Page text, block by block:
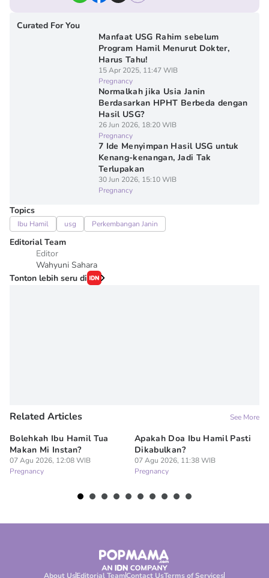
Curated For You
Manfaat USG Rahim sebelum
Program Hamil Menurut Dokter,
Harus Tahu!
15 Apr 2025, 11:47 WIB
Pregnancy
Normalkah jika Usia Janin
Berdasarkan HPHT Berbeda dengan
Hasil USG?
26 Jun 2026, 18:20 WIB
Pregnancy
7 Ide Menyimpan Hasil USG untuk
Kenang-kenangan, Jadi Tak
Terlupakan
30 Jun 2026, 15:10 WIB
Pregnancy
Topics
Ibu Hamil usg Perkembangan Janin
Editorial Team
Editor
Wahyuni Sahara
Tonton lebih seru di
Related Articles See More
Bolehkah Ibu Hamil Tua
Makan Mi Instan?
07 Agu 2026, 12:08 WIB
Pregnancy
Apakah Doa Ibu Hamil Pasti
Dikabulkan?
07 Agu 2026, 11:38 WIB
Pregnancy
About UsEditorial TeamContact UsTerms of Services